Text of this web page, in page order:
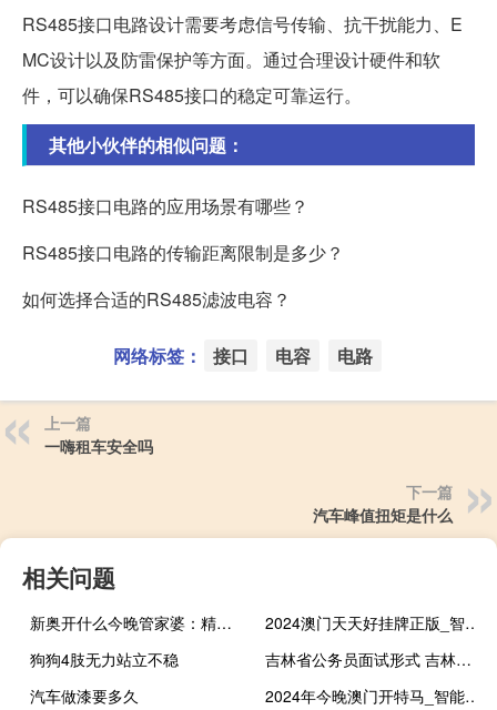
RS485接口电路设计需要考虑信号传输、抗干扰能力、E
MC设计以及防雷保护等方面。通过合理设计硬件和软
件，可以确保RS485接口的稳定可靠运行。
其他小伙伴的相似问题：
RS485接口电路的应用场景有哪些？
RS485接口电路的传输距离限制是多少？
如何选择合适的RS485滤波电容？
网络标签： 接口 电容 电路
上一篇
一嗨租车安全吗
下一篇
汽车峰值扭矩是什么
相关问题
新奥开什么今晚管家婆：精选解析AI解释-1241.3D.A90
2024澳门天天好挂牌正版_智能AI深度解析_百度大脑版A12.231
狗狗4肢无力站立不稳
吉林省公务员面试形式 吉林省公务员面试
汽车做漆要多久
2024年今晚澳门开特马_智能AI深度解析_百度移动统计版.213.1.159